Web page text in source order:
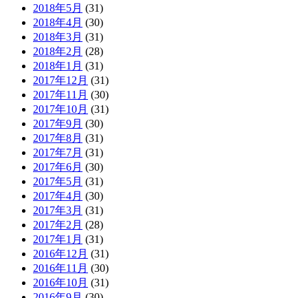
2018年5月 (31)
2018年4月 (30)
2018年3月 (31)
2018年2月 (28)
2018年1月 (31)
2017年12月 (31)
2017年11月 (30)
2017年10月 (31)
2017年9月 (30)
2017年8月 (31)
2017年7月 (31)
2017年6月 (30)
2017年5月 (31)
2017年4月 (30)
2017年3月 (31)
2017年2月 (28)
2017年1月 (31)
2016年12月 (31)
2016年11月 (30)
2016年10月 (31)